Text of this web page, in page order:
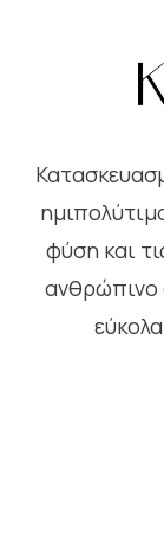
φύση και
ανθρώπινο